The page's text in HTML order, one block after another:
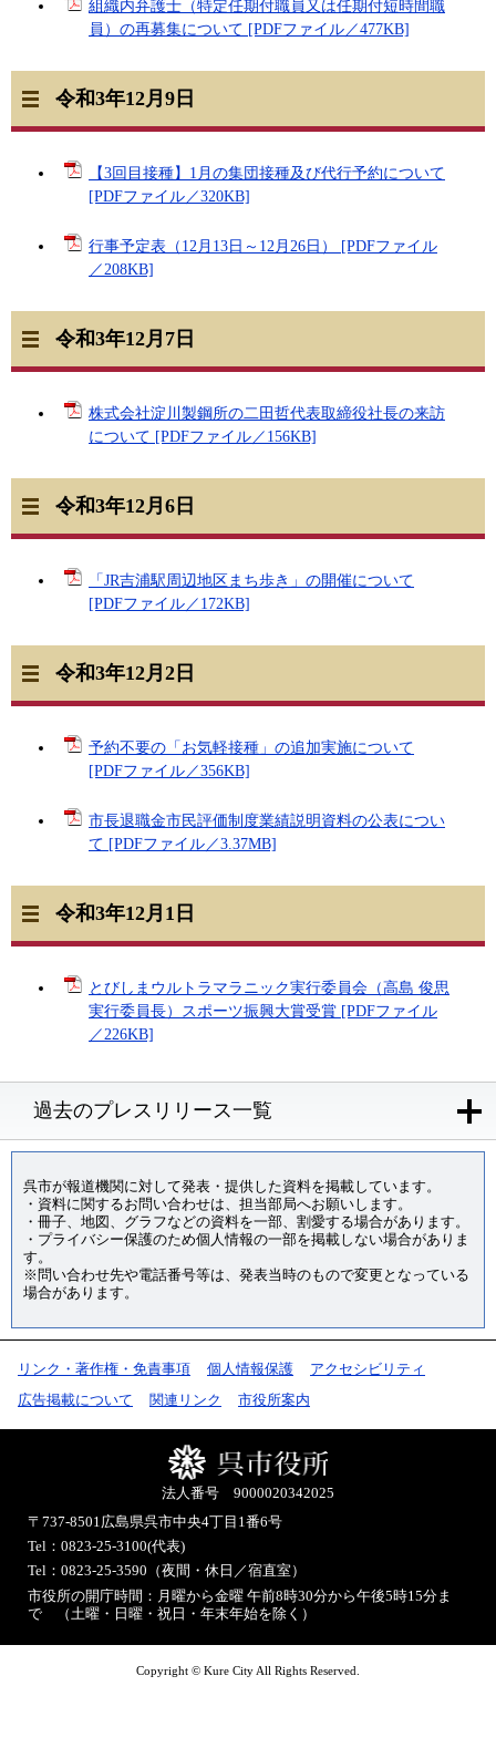
組織内弁護士（特定任期付職員又は任期付短時間職
員）の再募集について [PDFファイル／477KB]
令和3年12月9日
【3回目接種】1月の集団接種及び代行予約について
[PDFファイル／320KB]
行事予定表（12月13日～12月26日） [PDFファイル
／208KB]
令和3年12月7日
株式会社淀川製鋼所の二田哲代表取締役社長の来訪
について [PDFファイル／156KB]
令和3年12月6日
「JR吉浦駅周辺地区まち歩き」の開催について
[PDFファイル／172KB]
令和3年12月2日
予約不要の「お気軽接種」の追加実施について
[PDFファイル／356KB]
市長退職金市民評価制度業績説明資料の公表につい
て [PDFファイル／3.37MB]
令和3年12月1日
とびしまウルトラマラニック実行委員会（高島 俊思
実行委員長）スポーツ振興大賞受賞 [PDFファイル
／226KB]
過去のプレスリリース一覧
呉市が報道機関に対して発表・提供した資料を掲載しています。
・資料に関するお問い合わせは、担当部局へお願いします。
・冊子、地図、グラフなどの資料を一部、割愛する場合があります。
・プライバシー保護のため個人情報の一部を掲載しない場合がありま
す。
※問い合わせ先や電話番号等は、発表当時のもので変更となっている
場合があります。
リンク・著作権・免責事項 個人情報保護
アクセシビリティ
広告掲載について
関連リンク 市役所案内
法人番号 9000020342025
〒737-8501 広島県呉市中央4丁目1番6号
Tel：0823-25-3100(代表)
Tel：0823-25-3590（夜間・休日／宿直室）
市役所の開庁時間：月曜から金曜 午前8時30分から午後5時15分ま
で （土曜・日曜・祝日・年末年始を除く）
Copyright © Kure City All Rights Reserved.